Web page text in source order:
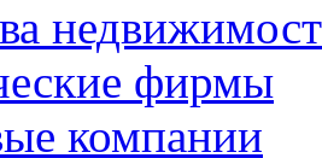
фирмы
компании